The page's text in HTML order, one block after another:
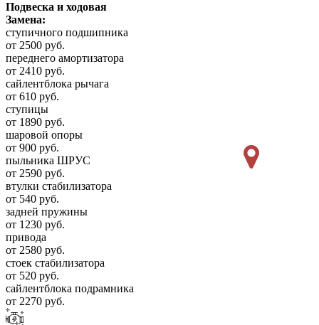
Подвеска и ходовая
Замена:
ступичного подшипника
от 2500 руб.
переднего амортизатора
от 2410 руб.
сайлентблока рычага
от 610 руб.
ступицы
от 1890 руб.
шаровой опоры
от 900 руб.
пыльника ШРУС
от 2590 руб.
втулки стабилизатора
от 540 руб.
задней пружины
от 1230 руб.
привода
от 2580 руб.
стоек стабилизатора
от 520 руб.
сайлентблока подрамника
от 2270 руб.